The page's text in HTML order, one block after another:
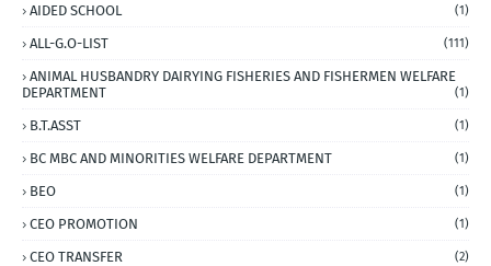
AIDED SCHOOL (1)
ALL-G.O-LIST (111)
ANIMAL HUSBANDRY DAIRYING FISHERIES AND FISHERMEN WELFARE
DEPARTMENT
(1)
B.T.ASST (1)
BC MBC AND MINORITIES WELFARE DEPARTMENT (1)
BEO (1)
CEO PROMOTION (1)
CEO TRANSFER (2)